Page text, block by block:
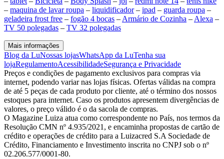
– maquina de lavar roupa – liquidificador– ipad – guarda roupa –
geladeira frost free – fogão 4 bocas – Armário de Cozinha – Alexa –
TV 50 polegadas – TV 32 polegadas
Mais informações
Blog da LuNossas lojasWhatsApp da LuTenha sua
lojaRegulamentoAcessibilidadeSegurança e Privacidade
Preços e condições de pagamento exclusivos para compras via
internet, podendo variar nas lojas físicas. Ofertas válidas na compra
de até 5 peças de cada produto por cliente, até o término dos nossos
estoques para internet. Caso os produtos apresentem divergências de
valores, o preço válido é o da sacola de compras.
O Magazine Luiza atua como correspondente no País, nos termos da
Resolução CMN nº 4.935/2021, e encaminha propostas de cartão de
crédito e operações de crédito para a Luizacred S.A Sociedade de
Crédito, Financiamento e Investimento inscrita no CNPJ sob o nº
02.206.577/0001-80.